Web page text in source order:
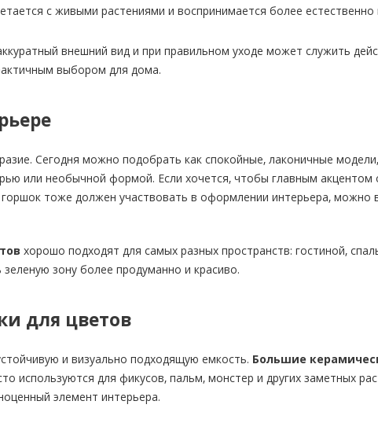
с живыми растениями и воспринимается более естественно
внешний вид и при правильном уходе может служить
выбором для дома.
Сегодня можно подобрать как спокойные, лаконичные
или необычной формой. Если хочется, чтобы главным акцентом
тоже должен участвовать в оформлении интерьера, можно
хорошо подходят для самых разных пространств: гостиной,
зону более продуманно и красиво.
для цветов
и визуально подходящую емкость. Большие
используются для фикусов, пальм, монстер и других заметных
элемент интерьера.